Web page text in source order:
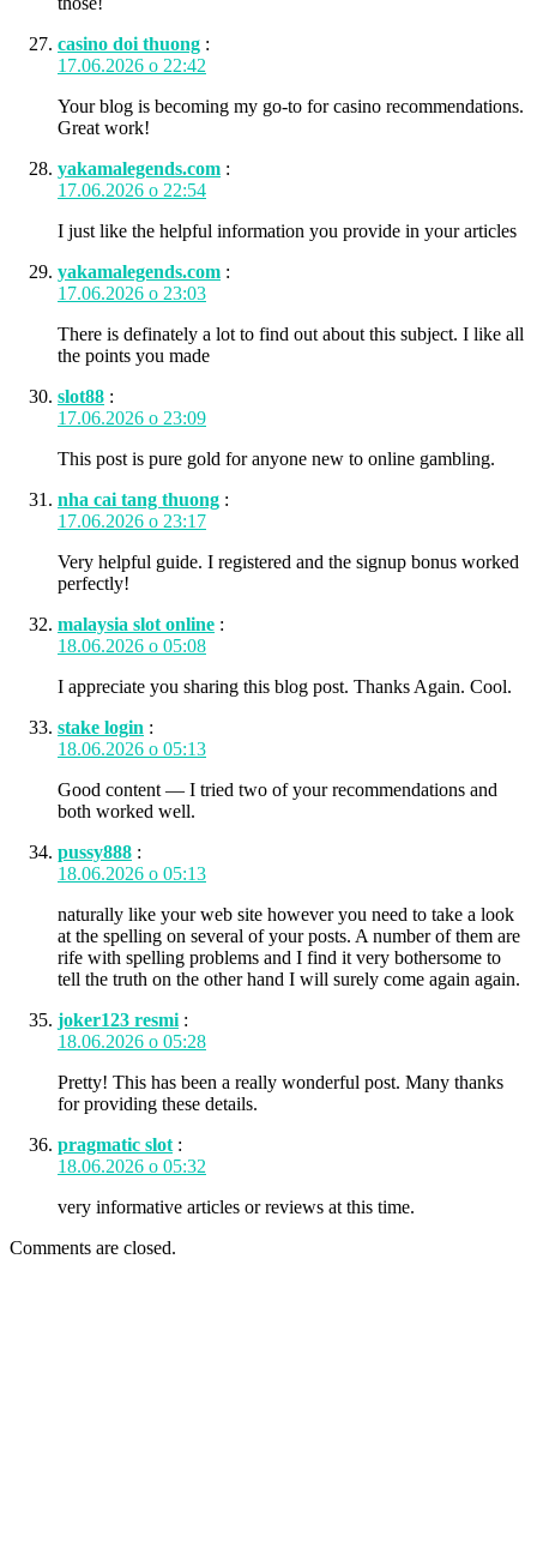
casino doi thuong :
17.06.2026 о 22:42
Your blog is becoming my go-to for casino recommendations.
Great work!
yakamalegends.com :
17.06.2026 о 22:54
I just like the helpful information you provide in your articles
yakamalegends.com :
17.06.2026 о 23:03
There is definately a lot to find out about this subject. I like all
the points you made
slot88 :
17.06.2026 о 23:09
This post is pure gold for anyone new to online gambling.
nha cai tang thuong :
17.06.2026 о 23:17
Very helpful guide. I registered and the signup bonus worked
perfectly!
malaysia slot online :
18.06.2026 о 05:08
I appreciate you sharing this blog post. Thanks Again. Cool.
stake login :
18.06.2026 о 05:13
Good content — I tried two of your recommendations and
both worked well.
pussy888 :
18.06.2026 о 05:13
naturally like your web site however you need to take a look
at the spelling on several of your posts. A number of them are
rife with spelling problems and I find it very bothersome to
tell the truth on the other hand I will surely come again again.
joker123 resmi :
18.06.2026 о 05:28
Pretty! This has been a really wonderful post. Many thanks
for providing these details.
pragmatic slot :
18.06.2026 о 05:32
very informative articles or reviews at this time.
Comments are closed.